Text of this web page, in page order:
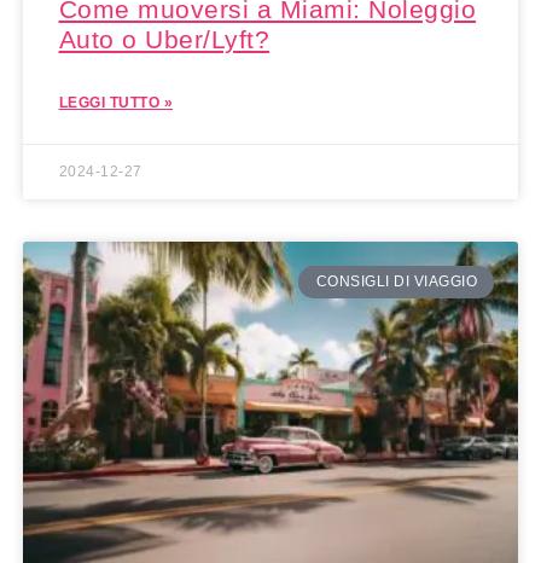
Come muoversi a Miami: Noleggio
Auto o Uber/Lyft?
LEGGI TUTTO »
2024-12-27
CONSIGLI DI VIAGGIO